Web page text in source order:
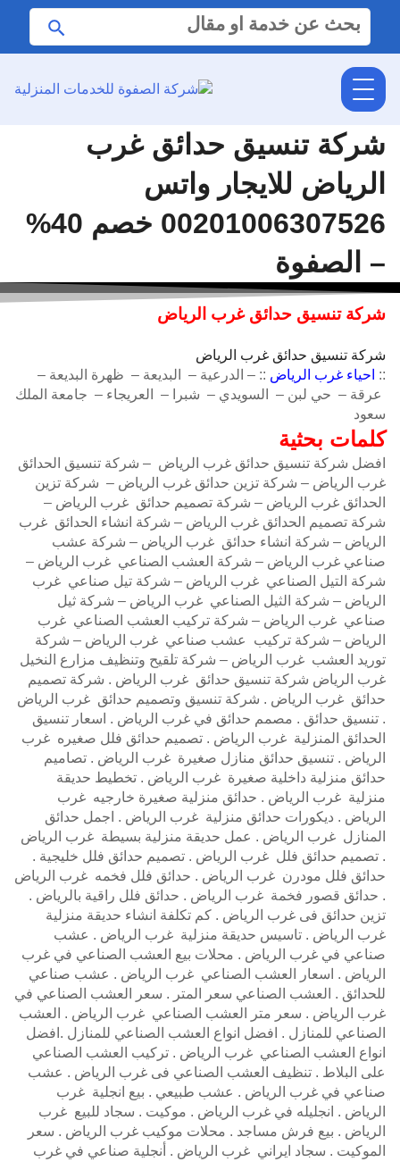
البحث
عن:
شركة تنسيق حدائق غرب
الرياض للايجار واتس
00201006307526 خصم 40%
– الصفوة
شركة تنسيق حدائق غرب الرياض
شركة تنسيق حدائق غرب الرياض
:: احياء غرب الرياض :: – الدرعية – البديعة – ظهرة البديعة –
عرقة – حي لبن – السويدي – شبرا – العريجاء – جامعة الملك
سعود
كلمات بحثية
افضل شركة تنسيق حدائق غرب الرياض – شركة تنسيق الحدائق
غرب الرياض – شركة تزين حدائق غرب الرياض – شركة تزين
الحدائق غرب الرياض – شركة تصميم حدائق غرب الرياض –
شركة تصميم الحدائق غرب الرياض – شركة انشاء الحدائق غرب
الرياض – شركة انشاء حدائق غرب الرياض – شركة عشب
صناعي غرب الرياض – شركة العشب الصناعي غرب الرياض –
شركة التيل الصناعي غرب الرياض – شركة تيل صناعي غرب
الرياض – شركة الثيل الصناعي غرب الرياض – شركة ثيل
صناعي غرب الرياض – شركة تركيب العشب الصناعي غرب
الرياض – شركة تركيب عشب صناعي غرب الرياض – شركة
توريد العشب غرب الرياض – شركة تلقيح وتنظيف مزارع النخيل
غرب الرياض شركة تنسيق حدائق غرب الرياض . شركة تصميم
حدائق غرب الرياض . شركة تنسيق وتصميم حدائق غرب الرياض
. تنسيق حدائق . مصمم حدائق في غرب الرياض . اسعار تنسيق
الحدائق المنزلية غرب الرياض . تصميم حدائق فلل صغيره غرب
الرياض . تنسيق حدائق منازل صغيرة غرب الرياض . تصاميم
حدائق منزلية داخلية صغيرة غرب الرياض . تخطيط حديقة
منزلية غرب الرياض . حدائق منزلية صغيرة خارجيه غرب
الرياض . ديكورات حدائق منزلية غرب الرياض . اجمل حدائق
المنازل غرب الرياض . عمل حديقة منزلية بسيطة غرب الرياض
. تصميم حدائق فلل غرب الرياض . تصميم حدائق فلل خليجية .
حدائق فلل مودرن غرب الرياض . حدائق فلل فخمه غرب الرياض
. حدائق قصور فخمة غرب الرياض . حدائق فلل راقية بالرياض .
تزين حدائق فى غرب الرياض . كم تكلفة انشاء حديقة منزلية
غرب الرياض . تاسيس حديقة منزلية غرب الرياض . عشب
صناعي في غرب الرياض . محلات بيع العشب الصناعي في غرب
الرياض . اسعار العشب الصناعي غرب الرياض . عشب صناعي
للحدائق . العشب الصناعي سعر المتر . سعر العشب الصناعي في
غرب الرياض . سعر متر العشب الصناعي غرب الرياض . العشب
الصناعي للمنازل . افضل انواع العشب الصناعي للمنازل .افضل
انواع العشب الصناعي غرب الرياض . تركيب العشب الصناعي
على البلاط . تنظيف العشب الصناعي فى غرب الرياض . عشب
صناعي في غرب الرياض . عشب طبيعي . بيع انجلية غرب
الرياض . انجليله في غرب الرياض . موكيت . سجاد للبيع غرب
الرياض . بيع فرش مساجد . محلات موكيب غرب الرياض . سعر
الموكيت . سجاد ايراني غرب الرياض . أنجلية صناعي في غرب